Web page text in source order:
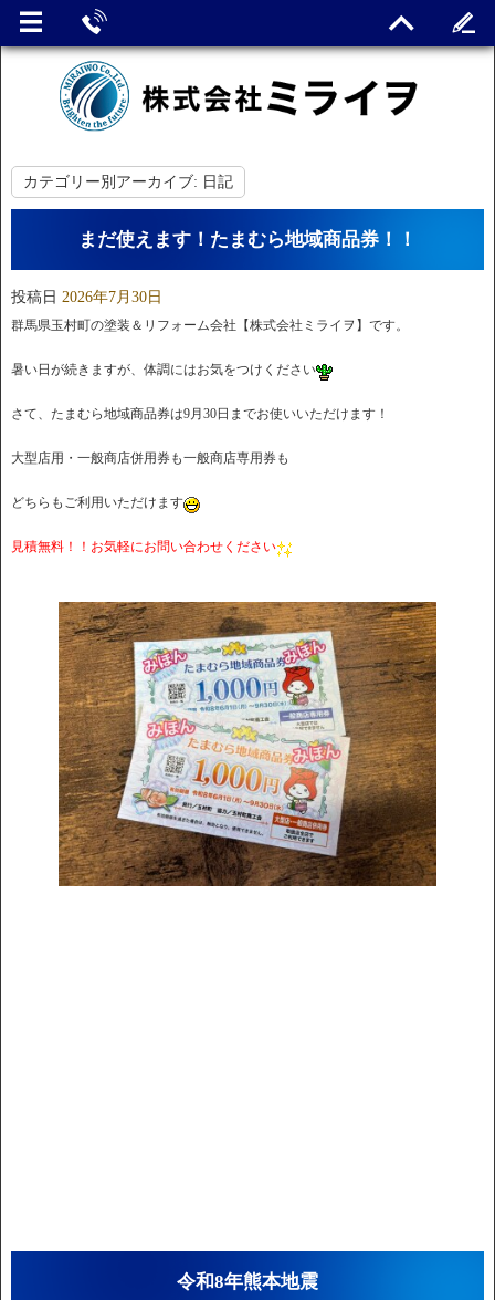
カテゴリー別アーカイブ: 日記
まだ使えます！たまむら地域商品券！！
投稿日 2026年7月30日
群馬県玉村町の塗装＆リフォーム会社【株式会社ミライヲ】です。
暑い日が続きますが、体調にはお気をつけください
さて、たまむら地域商品券は9月30日までお使いいただけます！
大型店用・一般商店併用券も一般商店専用券も
どちらもご利用いただけます
見積無料！！お気軽にお問い合わせください
令和8年熊本地震